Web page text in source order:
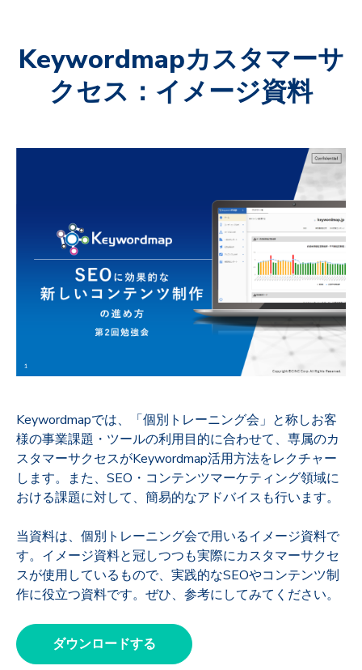
Keywordmapカスタマーサ
クセス：イメージ資料
Keywordmapでは、「個別トレーニング会」と称しお客
様の事業課題・ツールの利用目的に合わせて、専属のカ
スタマーサクセスがKeywordmap活用方法をレクチャー
します。また、SEO・コンテンツマーケティング領域に
おける課題に対して、簡易的なアドバイスも行います。
当資料は、個別トレーニング会で用いるイメージ資料で
す。イメージ資料と冠しつつも実際にカスタマーサクセ
スが使用しているもので、実践的なSEOやコンテンツ制
作に役立つ資料です。ぜひ、参考にしてみてください。
ダウンロードする